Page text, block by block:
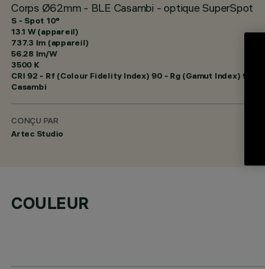
Corps Ø62mm - BLE Casambi - optique SuperSpot
S - Spot 10°
13.1 W (appareil)
737.3 lm (appareil)
56.28 lm/W
3500 K
CRI 92 - Rf (Colour Fidelity Index) 90 - Rg (Gamut Index) 98
Casambi
CONÇU PAR
Artec Studio
COULEUR